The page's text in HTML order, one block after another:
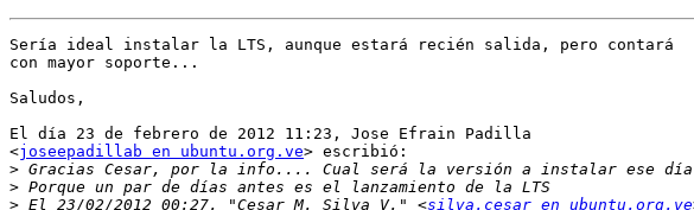
Sería ideal instalar la LTS, aunque estará recién salida, pero contará
con mayor soporte...
Saludos,
El día 23 de febrero de 2012 11:23, Jose Efrain Padilla
<joseepadillab en ubuntu.org.ve> escribió:
>
>
> El 23/02/2012 00:27, "Cesar M. Silva V." <silva.cesar en ubuntu.org.ve